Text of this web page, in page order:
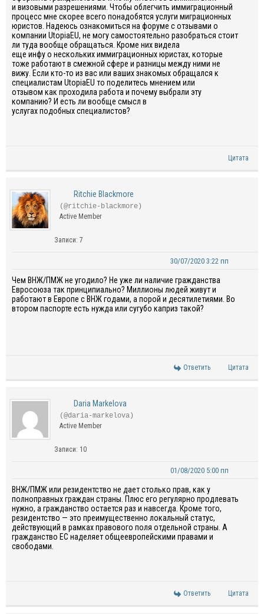
и визовыми разрешениями. Чтобы облегчить иммиграционный
процессмне скорее всего понадобятся услуги миграционных
юристов. Надеюсь ознакомиться на форуме сотзывами о
компании UtopiaEU, не могу самостоятельно разобраться стоит
ли туда вообще обращаться. Кроме них видела
еще инфуо нескольких иммиграционных юристах, которые
тоже работают в смежной сфере и разницы между ними не
вижу. Если кто-то из вас или ваших знакомыхобращался к
специалистам UtopiaEU то поделитесь мнением или
отзывом как проходила работа и почему выбрали эту
компанию? И есть ли вообще смысл в
услугахподобныхспециалистов?
Цитата
Ritchie Blackmore
(@ritchie-blackmore)
Active Member
Записи: 7
30/07/2020 3:22 пп
Чем ВНЖ/ПМЖ не угодило? Не уже ли наличие гражданства
Евросоюза так принципиально? Миллионы людей живути
работают в Европе с ВНЖгодами, а порой и десятилетиями. Во
втором паспорте есть нужда или сугубо каприз такой?
Ответить Цитата
Daria Markelova
(@daria-markelova)
Active Member
Записи: 10
01/08/2020 5:00 пп
ВНЖ/ПМЖ или резидентство не дает столько прав, как у
полноправных граждан страны. Плюс его регулярно продлевать
нужно, а гражданство остается раз и навсегда. Кроме того,
резидентство — это преимущественно локальный статус,
действующий в рамках правового поля отдельной страны. А
гражданство ЕС наделяет общеевропейскими правами и
свободами.
Ответить Цитата